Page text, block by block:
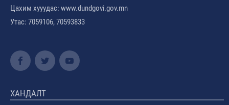
Цахим хууудас: www.dundgovi.gov.mn
Утас: 7059106, 70593833
ХАНДАЛТ